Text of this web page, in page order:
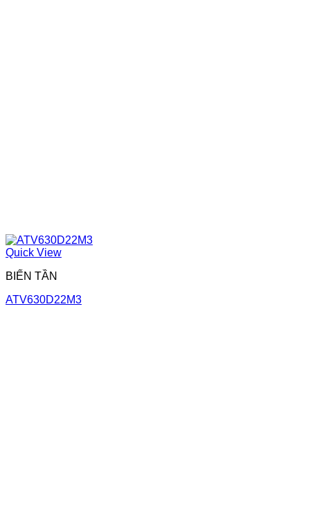
Quick View
BIẾN TẦN
ATV630D22M3